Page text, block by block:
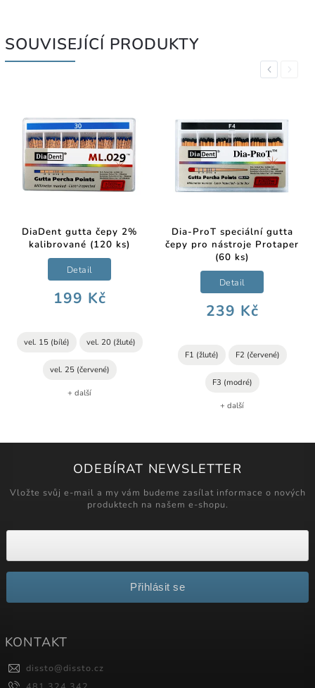
SOUVISEJÍCÍ PRODUKTY
Previous
DiaDent gutta čepy 2%
kalibrované (120 ks)
199 Kč
Detail
vel. 15 (bílé) vel. 20 (žluté)
vel. 25 (červené)
+ další
Dia-ProT speciální gutta
čepy pro nástroje Protaper
(60 ks)
239 Kč
Detail
F1 (žluté) F2 (červené)
F3 (modré)
+ další
Next
ODEBÍRAT NEWSLETTER
Vložte svůj e-mail a my vám budeme zasílat informace o nových
produktech na našem e-shopu.
Přihlásit se
KONTAKT
dissto@dissto.cz